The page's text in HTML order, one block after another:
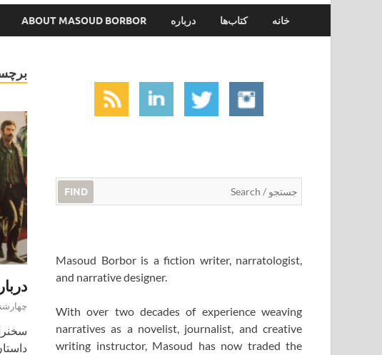
خانه کتاب‌ها درباره ABOUT MASOUD BORBOR
چهارشنبه ۱
FIND
Masoud Borbor is a fiction writer, narratologist,
and narrative designer.
With over two decades of experience weaving
narratives as a novelist, journalist, and creative
writing instructor, Masoud has now traded the